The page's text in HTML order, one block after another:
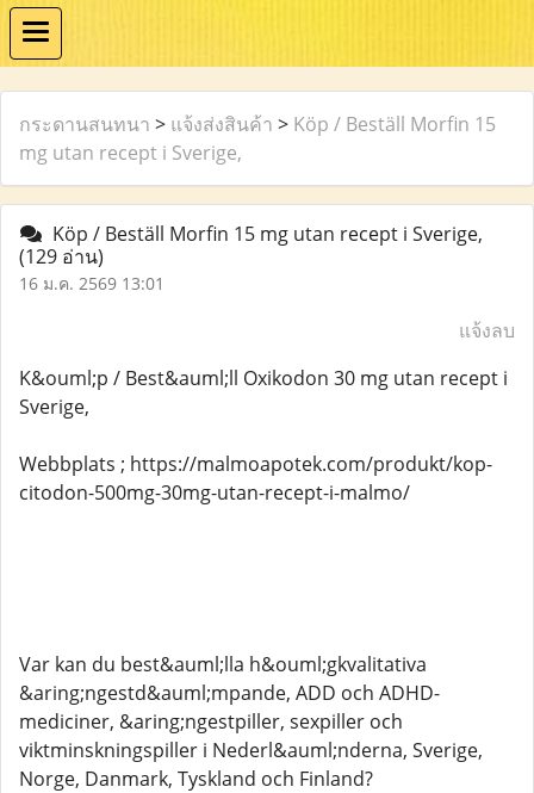
กระดานสนทนา > แจ้งส่งสินค้า > Köp / Beställ Morfin 15
mg utan recept i Sverige,
Köp / Beställ Morfin 15 mg utan recept i Sverige,
(129 อ่าน)
16 ม.ค. 2569 13:01
แจ้งลบ
K&ouml;p / Best&auml;ll Oxikodon 30 mg utan recept i
Sverige,
Webbplats ; https://malmoapotek.com/produkt/kop-
citodon-500mg-30mg-utan-recept-i-malmo/
Var kan du best&auml;lla h&ouml;gkvalitativa
&aring;ngestd&auml;mpande, ADD och ADHD-
mediciner, &aring;ngestpiller, sexpiller och
viktminskningspiller i Nederl&auml;nderna, Sverige,
Norge, Danmark, Tyskland och Finland?